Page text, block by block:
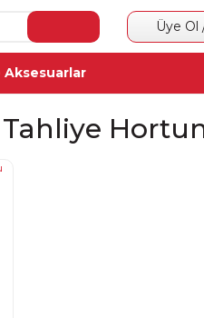
Üye Ol
Aksesuarlar
Tahliye